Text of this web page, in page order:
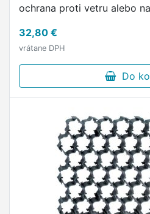
ochrana proti vetru alebo
32,80 €
vrátane DPH
Do